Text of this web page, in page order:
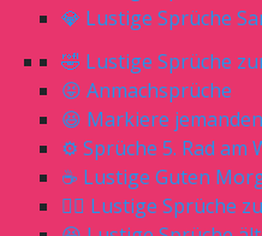
💎 Lustige Sprüche
🤣 Lustige Sprüche
😝 Anmachsprüche
😆 Markiere
⚙️ Sprüche 5. Rad am
☕️ Lustige Guten
🖐🏻 Lustige Sprüche